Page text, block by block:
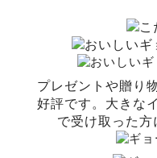
プレゼントや贈り
好評です。大きな
で受け取った方